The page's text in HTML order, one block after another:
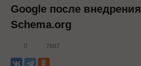
Google после внедрения
Schema.org
0 7887